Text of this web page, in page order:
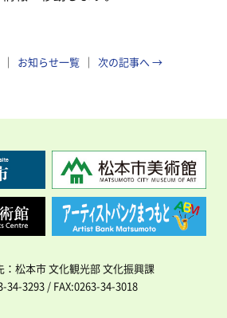
お知らせ一覧 次の記事へ →
：松本市 文化観光部 文化振興課
34-3293 / FAX:0263-34-3018